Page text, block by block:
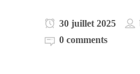
30 juillet 2025
0 comments